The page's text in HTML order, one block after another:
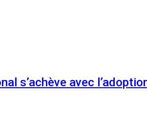
s’achève avec